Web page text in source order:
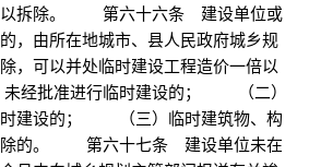
以拆除。 第六十六条 建设单位或
，由所在地城市、县人民政府城乡规
，可以并处临时建设工程造价一倍以
经批准进行临时建设的； （二）
时建设的； （三）临时建筑物、构
除的。 第六十七条 建设单位未在